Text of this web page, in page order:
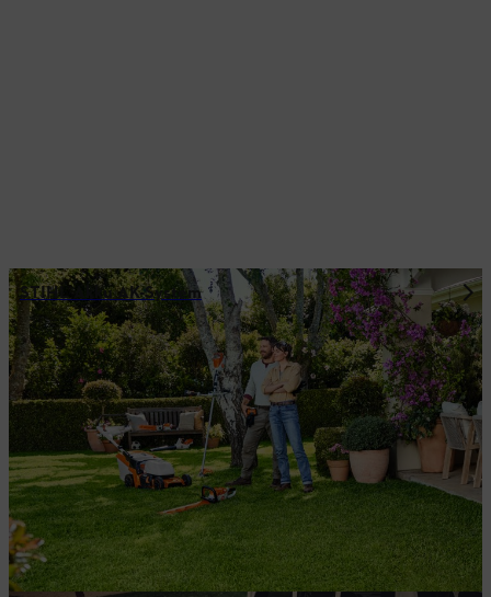
STIHL Akku AK-System